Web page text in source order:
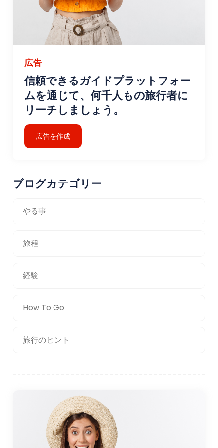
広告
信頼できるガイドプラットフォー
ムを通じて、何千人もの旅行者に
リーチしましょう。
広告を作成
ブログカテゴリー
やる事
旅程
経験
How To Go
旅行のヒント